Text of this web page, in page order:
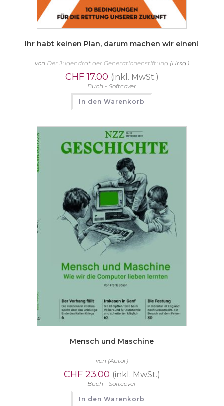
Ihr habt keinen Plan, darum machen wir einen!
von Der Jugendrat der Generationenstiftung(Hrsg.)
CHF17.00 (inkl. MwSt.)
Buch - Softcover
In den Warenkorb
Mensch und Maschine
von (Autor)
CHF23.00 (inkl. MwSt.)
Buch - Softcover
In den Warenkorb